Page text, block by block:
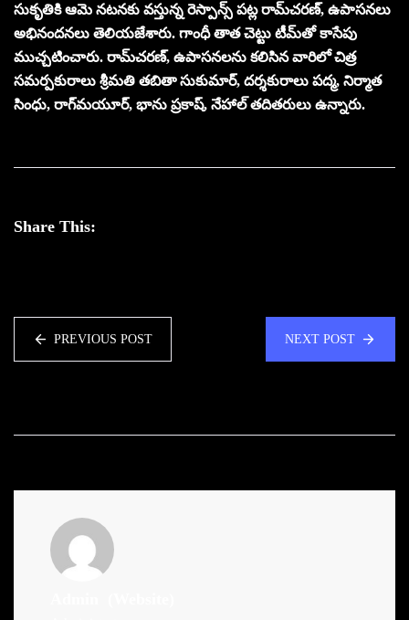
సుకృతికి ఆమె నటనకు వస్తున్న రెస్పాన్స్‌ పట్ల రామ్‌చరణ్‌, ఉపాసనలు
అభినందనలు తెలియజేశారు. గాంధీ తాత చెట్టు టీమ్‌తో కాసేపు
ముచ్చటించారు. రామ్‌చరణ్‌, ఉపాసనలను కలిసిన వారిలో చిత్ర
సమర్పకురాలు శ్రీమతి తబితా సుకుమార్‌, దర్శకురాలు పద్మ, నిర్మాత
సింధు, రాగ్‌మయూర్‌, భాను ప్రకాష్‌, నేహాల్‌ తదితరులు ఉన్నారు.
Share This:
PREVIOUS POST NEXT POST